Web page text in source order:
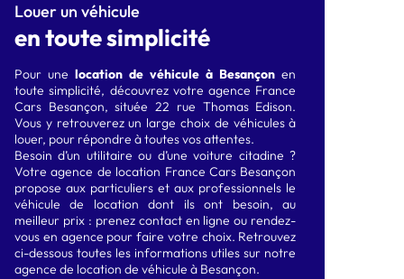
type E208
SUVA ÉLECTRIQUE type
Renault Scénic Etech
Louer un véhicule
en toute simplicité
Pour unelocation de véhicule à Besançon en
toute simplicité, découvrez votre agence France
Cars Besançon, située 22 rue Thomas Edison.
Vous y retrouverez un large choix de véhicules à
louer, pour répondre à toutes vos attentes.
Besoin d’un utilitaire ou d’une voiture citadine ?
Votre agence de location France Cars Besançon
propose aux particuliers et aux professionnels le
véhicule de location dont ils ont besoin, au
meilleur prix : prenez contact en ligne ou rendez-
vous en agence pour faire votre choix. Retrouvez
ci-dessous toutes les informations utiles sur notre
agence de location de véhicule à Besançon.